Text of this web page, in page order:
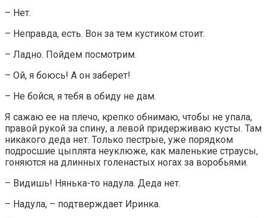
– Нет.
– Неправда, есть. Вон за тем кустиком стоит.
– Ладно. Пойдем посмотрим.
– Ой, я боюсь! А он заберет!
– Не бойся, я тебя в обиду не дам.
Я сажаю ее на плечо, крепко обнимаю, чтобы не упала,
правой рукой за спину, а левой придерживаю кусты. Там
никакого деда нет. Только пестрые, уже порядком
подросшие цыплята неуклюже, как маленькие страусы,
гоняются на длинных голенастых ногах за воробьями.
– Видишь! Нянька-то надула. Деда нет.
– Надула, – подтверждает Иринка.